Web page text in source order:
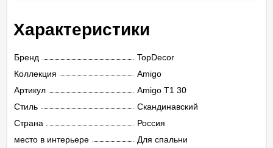
Характеристики
Бренд
TopDecor
Коллекция
Amigo
Артикул
Amigo T1 30
Стиль
Скандинавский
Страна
Россия
место в интерьере
Для спальни